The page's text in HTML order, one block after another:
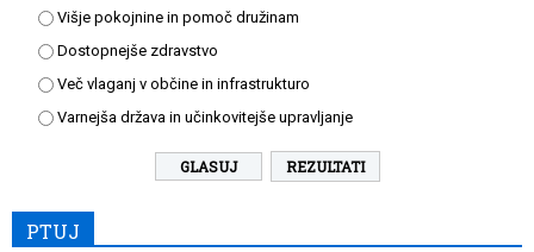
Višje pokojnine in pomoč družinam
Dostopnejše zdravstvo
Več vlaganj v občine in infrastrukturo
Varnejša država in učinkovitejše upravljanje
REZULTATI
PTUJ